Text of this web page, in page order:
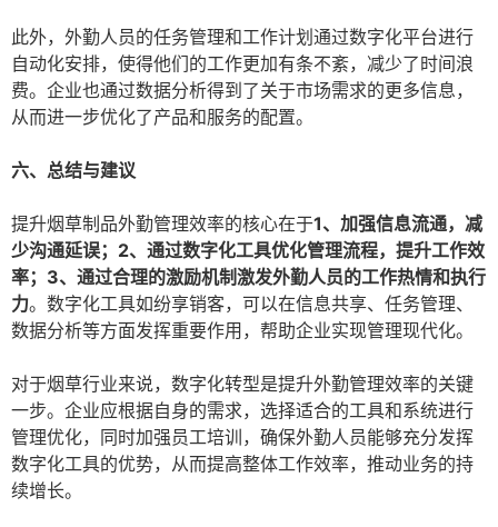
此外，外勤人员的任务管理和工作计划通过数字化平台进行
自动化安排，使得他们的工作更加有条不紊，减少了时间浪
费。企业也通过数据分析得到了关于市场需求的更多信息，
从而进一步优化了产品和服务的配置。
六、总结与建议
提升烟草制品外勤管理效率的核心在于1、加强信息流通，减
少沟通延误；2、通过数字化工具优化管理流程，提升工作效
率；3、通过合理的激励机制激发外勤人员的工作热情和执行
力。数字化工具如纷享销客，可以在信息共享、任务管理、
数据分析等方面发挥重要作用，帮助企业实现管理现代化。
对于烟草行业来说，数字化转型是提升外勤管理效率的关键
一步。企业应根据自身的需求，选择适合的工具和系统进行
管理优化，同时加强员工培训，确保外勤人员能够充分发挥
数字化工具的优势，从而提高整体工作效率，推动业务的持
续增长。